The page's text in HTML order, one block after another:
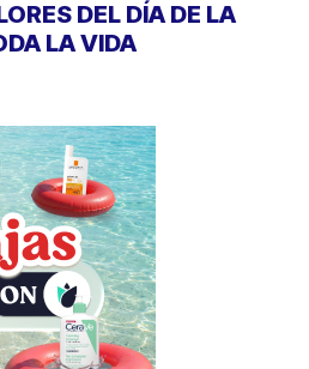
DEL DÍA DE LA
LA VIDA